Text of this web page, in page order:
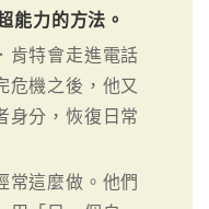
能力的方法。
肯特會走進電話
危機之後，他又
身分，恢復日常
常這麼做。他們